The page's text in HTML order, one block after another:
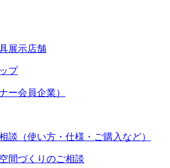
展示店舗
プ
ー会員企業）
談（使い方・仕様・ご購入など）
間づくりのご相談